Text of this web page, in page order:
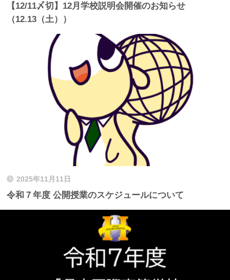
【12/11〆切】12月学校説明会開催のお知らせ
（12.13（土））
2025年11月11日
令和７年度 公開授業のスケジュールについて